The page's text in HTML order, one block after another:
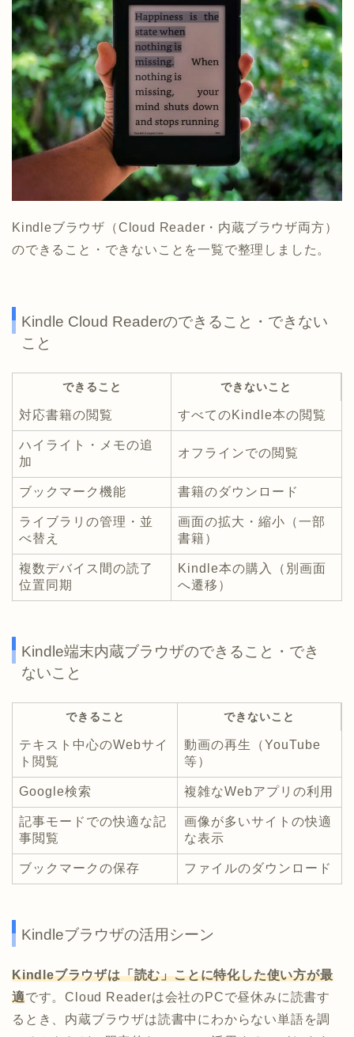
Kindleブラウザ（Cloud Reader・内蔵ブラウザ両方）
のできること・できないことを一覧で整理しました。
Kindle Cloud Readerのできること・できない
こと
できること できないこと
対応書籍の閲覧 すべてのKindle本の閲覧
ハイライト・メモの追
加
オフラインでの閲覧
ブックマーク機能 書籍のダウンロード
ライブラリの管理・並
べ替え
画面の拡大・縮小（一部
書籍）
複数デバイス間の読了
位置同期
Kindle本の購入（別画面
へ遷移）
Kindle端末内蔵ブラウザのできること・でき
ないこと
できること できないこと
テキスト中心のWebサイ
ト閲覧
動画の再生（YouTube
等）
Google検索 複雑なWebアプリの利用
記事モードでの快適な記
事閲覧
画像が多いサイトの快適
な表示
ブックマークの保存 ファイルのダウンロード
Kindleブラウザの活用シーン
Kindleブラウザは「読む」ことに特化した使い方が最
適です。Cloud Readerは会社のPCで昼休みに読書す
るとき、内蔵ブラウザは読書中にわからない単語を調